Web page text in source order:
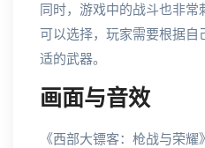
同时，游戏中的战斗也非
可以选择，玩家需要根据自
适的武器。
画面与音效
《西部大镖客：枪战与荣